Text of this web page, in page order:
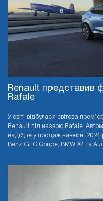
Renault представив
Rafale
У світі відбулася світова
Renault під назвою Rafale.
надійде у продаж навесні 2024
Benz GLC Coupe, BMW X4 та